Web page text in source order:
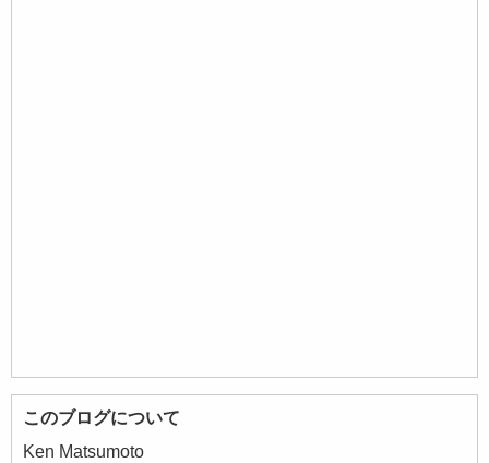
このブログについて
Ken Matsumoto